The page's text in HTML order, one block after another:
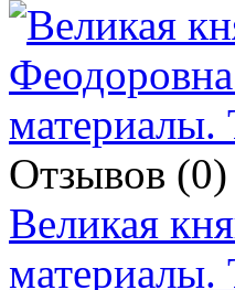
Отзывов (0)
Великая
материалы.